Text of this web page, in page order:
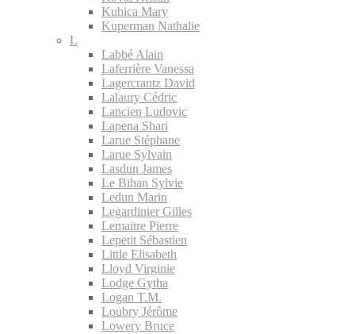
Kubica Mary
Kuperman Nathalie
L
Labbé Alain
Laferrière Vanessa
Lagercrantz David
Lalaury Cédric
Lancien Ludovic
Lapena Shari
Larue Stéphane
Larue Sylvain
Lasdun James
Le Bihan Sylvie
Ledun Marin
Legardinier Gilles
Lemaitre Pierre
Lepetit Sébastien
Little Elisabeth
Lloyd Virginie
Lodge Gytha
Logan T.M.
Loubry Jérôme
Lowery Bruce